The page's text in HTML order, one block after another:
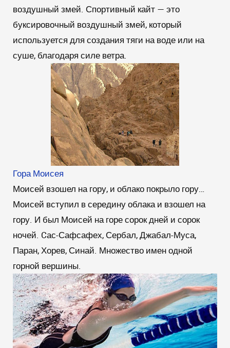
воздушный змей. Спортивный кайт — это
буксировочный воздушный змей, который
используется для создания тяги на воде или на
суше, благодаря силе ветра.
Гора Моисея
Моисей взошел на гору, и облако покрыло гору…
Моисей вступил в середину облака и взошел на
гору. И был Моисей на горе сорок дней и сорок
ночей. Cас-Сафсафех, Сербал, Джабал-Муса,
Паран, Хорев, Синай. Множество имен одной
горной вершины.